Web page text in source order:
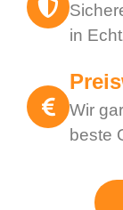
in
Wir
beste